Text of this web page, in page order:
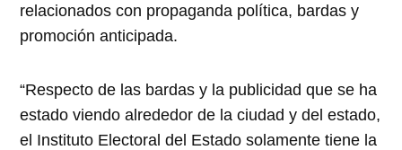
relacionados con propaganda política, bardas y
promoción anticipada.
“Respecto de las bardas y la publicidad que se ha
estado viendo alrededor de la ciudad y del estado,
el Instituto Electoral del Estado solamente tiene la